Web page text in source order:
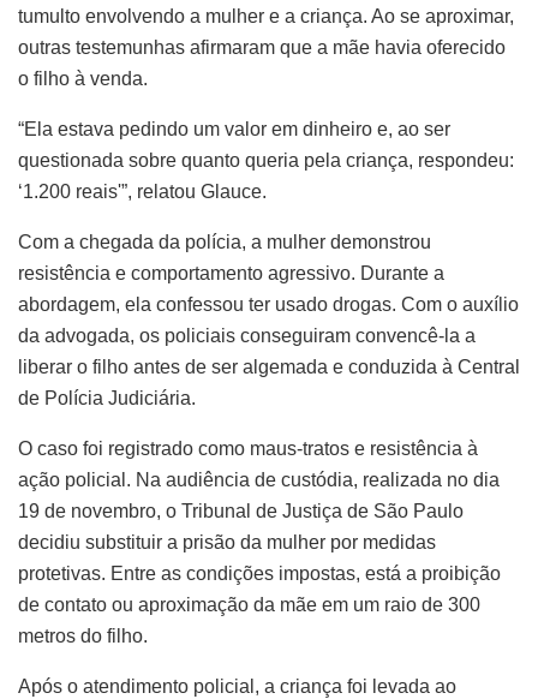
tumulto envolvendo a mulher e a criança. Ao se aproximar,
outras testemunhas afirmaram que a mãe havia oferecido
o filho à venda.
“Ela estava pedindo um valor em dinheiro e, ao ser
questionada sobre quanto queria pela criança, respondeu:
‘1.200 reais'”, relatou Glauce.
Com a chegada da polícia, a mulher demonstrou
resistência e comportamento agressivo. Durante a
abordagem, ela confessou ter usado drogas. Com o auxílio
da advogada, os policiais conseguiram convencê-la a
liberar o filho antes de ser algemada e conduzida à Central
de Polícia Judiciária.
O caso foi registrado como maus-tratos e resistência à
ação policial. Na audiência de custódia, realizada no dia
19 de novembro, o Tribunal de Justiça de São Paulo
decidiu substituir a prisão da mulher por medidas
protetivas. Entre as condições impostas, está a proibição
de contato ou aproximação da mãe em um raio de 300
metros do filho.
Após o atendimento policial, a criança foi levada ao